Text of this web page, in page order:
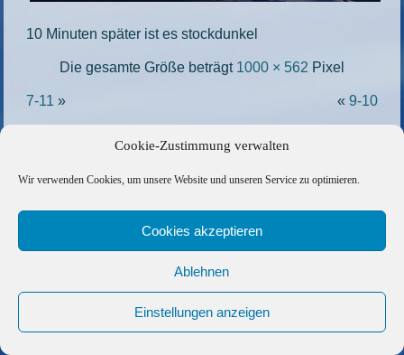
Cookie-Zustimmung verwalten
Wir verwenden Cookies, um unsere Website und unseren Service zu optimieren.
Cookies akzeptieren
Ablehnen
Einstellungen anzeigen
10 Minuten später ist es stockdunkel
Die gesamte Größe beträgt 1000 × 562 Pixel
7-11 » « 9-10
Copyright © 2026 Barfuss Segelreisen GmbH
Kontakt|Impressum|Datenschutz|Cookie-Richtlinie
AGB|Befreundete Links